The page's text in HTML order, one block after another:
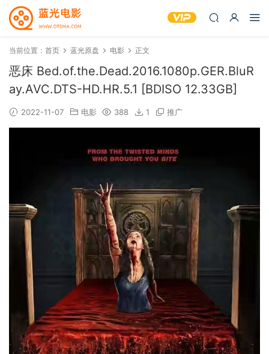
当前位置： 首页 蓝光原盘 电影 正文
恶床 Bed.of.the.Dead.2016.1080p.GER.BluR
ay.AVC.DTS-HD.HR.5.1 [BDISO 12.33GB]
2022-11-07 电影 388 1 推广